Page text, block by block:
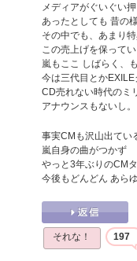
メディアがぐいぐい
あったとしても 昔の
その中でも、あまり
この売上げを保って
嵐もここ しばらく、
今は三代目とかEXILE
CD売れない時代のミ
アナウンスもないし。
事実CMも沢山出てい
嵐自身の曲がつかず
やっと3年ぶりのCM
今後もどんどん あら
それな！ 197